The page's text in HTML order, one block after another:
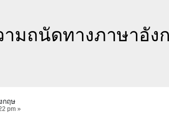
ามถนัดทางภาษาอัง
กฤษ
pm »